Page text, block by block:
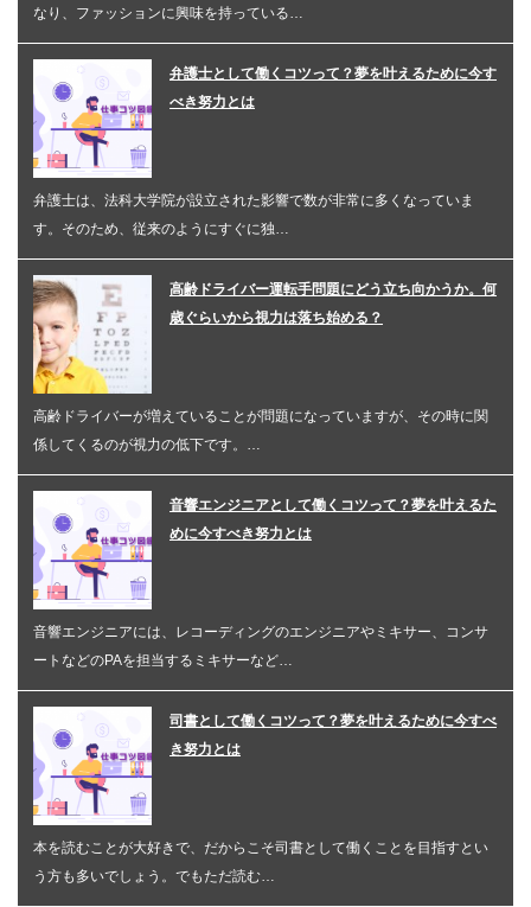
なり、ファッションに興味を持っている…
弁護士として働くコツって？夢を叶えるために今す
べき努力とは
弁護士は、法科大学院が設立された影響で数が非常に多くなっていま
す。そのため、従来のようにすぐに独…
高齢ドライバー運転手問題にどう立ち向かうか。何
歳ぐらいから視力は落ち始める？
高齢ドライバーが増えていることが問題になっていますが、その時に関
係してくるのが視力の低下です。…
音響エンジニアとして働くコツって？夢を叶えるた
めに今すべき努力とは
音響エンジニアには、レコーディングのエンジニアやミキサー、コンサ
ートなどのPAを担当するミキサーなど…
司書として働くコツって？夢を叶えるために今すべ
き努力とは
本を読むことが大好きで、だからこそ司書として働くことを目指すとい
う方も多いでしょう。でもただ読む…